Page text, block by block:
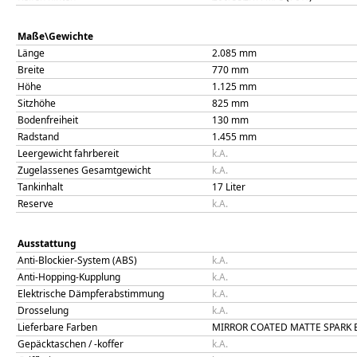
Maße\Gewichte
Länge
2.085 mm
Breite
770 mm
Höhe
1.125 mm
Sitzhöhe
825 mm
Bodenfreiheit
130 mm
Radstand
1.455 mm
Leergewicht fahrbereit
k.A.
Zugelassenes Gesamtgewicht
k.A.
Tankinhalt
17 Liter
Reserve
k.A.
Ausstattung
Anti-Blockier-System (ABS)
k.A.
Anti-Hopping-Kupplung
k.A.
Elektrische Dämpferabstimmung
k.A.
Drosselung
k.A.
Lieferbare Farben
MIRROR COATED MATTE SPARK
Gepäcktaschen / -koffer
k.A.